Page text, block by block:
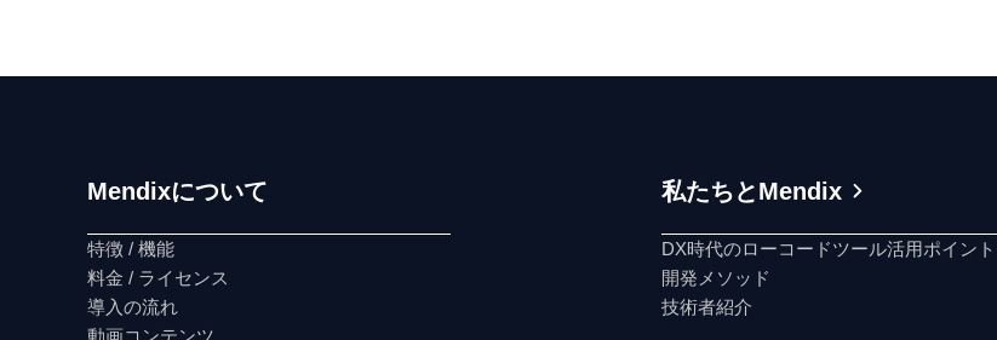
Mendixについて
特徴 / 機能
料金 / ライセンス
導入の流れ
私たちとMendix
DX時代のローコードツール活用ポイント
開発メソッド
技術者紹介